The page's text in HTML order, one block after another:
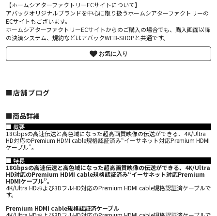
【ホームシアターファクトリーECサイトについて】
アバックオリジナルブランドを中心に取り扱うホームシアターファクトリーの
ECサイトもございます。
ホームシアターファクトリーECサイトからのご購入の場合でも、購入画面以降
の決済システム、規約などはアバックWEB-SHOPと共通です。
お気に入り
■店舗ブログ
■︎商品詳細
■ 概要
18Gbpsの高速伝送と高色域になった超高画質映像の伝送ができる、4K/Ultra
HD対応のPremium HDMI cable規格認証済み“イーサネット対応Premium HDMI
ケーブル”。
■ 特長
18Gbpsの高速伝送と高色域になった超高画質映像の伝送ができる、4K/Ultra
HD対応のPremium HDMI cable規格認証済み“イーサネット対応Premium
HDMIケーブル”。
4K/Ultra HDおよび3DフルHD対応のPremium HDMI cable規格認証済ケーブルで
す。
Premium HDMI cable規格認証済ケーブル